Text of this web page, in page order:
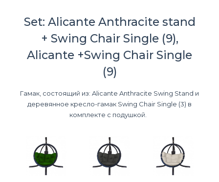
Set: Alicante Anthracite stand
+ Swing Chair Single (9),
Alicante +Swing Chair Single
(9)
Гамак, состоящий из: Alicante Anthracite Swing Stand и
деревянное кресло-гамак Swing Chair Single (3) в
комплекте с подушкой.